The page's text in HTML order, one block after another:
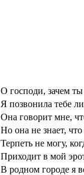
О господи, зачем ты
Я позвонила тебе
Она говорит мне,
Но она не знает,
Терпеть не могу,
Приходит в мой
В родном городе я